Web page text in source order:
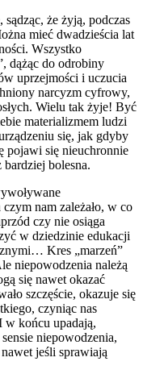
że żyją, podczas
mieć dwadzieścia lat
Wszystko
dążąc do odrobiny
uprzejmości i uczucia
narcyzm cyfrowy,
Wielu tak żyje! Być
materializmem ludzi
się, jak gdyby
pojawi się nieuchronnie
bardziej bolesna.
nam zależało, w co
czy nie osiąga
w dziedzinie edukacji
Kres „marzeń”
niepowodzenia należą
się nawet okazać
szczęście, okazuje się
czyniąc nas
w końcu upadają,
niepowodzenia,
jeśli sprawiają